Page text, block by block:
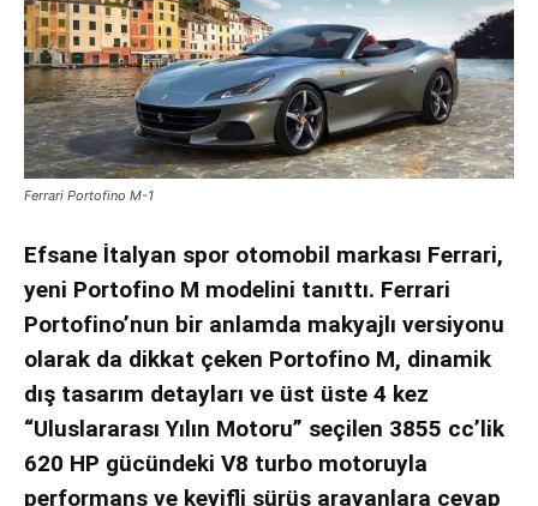
Ferrari Portofino M-1
Efsane İtalyan spor otomobil markası Ferrari,
yeni Portofino M modelini tanıttı. Ferrari
Portofino’nun bir anlamda makyajlı versiyonu
olarak da dikkat çeken Portofino M, dinamik
dış tasarım detayları ve üst üste 4 kez
“Uluslararası Yılın Motoru” seçilen 3855 cc’lik
620 HP gücündeki V8 turbo motoruyla
performans ve keyifli sürüş arayanlara cevap